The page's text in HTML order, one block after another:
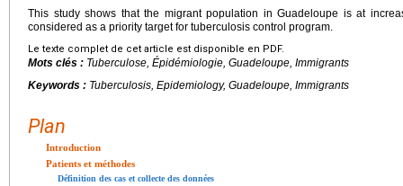
This study shows that the migrant population in Guadeloupe is at
considered as a priority target for tuberculosis control program.
Le texte complet de cet article est disponible en PDF.
Mots clés : Tuberculose, Épidémiologie, Guadeloupe, Immigrants
Keywords : Tuberculosis, Epidemiology, Guadeloupe, Immigrants
Plan
Introduction
Patients et méthodes
Définition des cas et collecte des données